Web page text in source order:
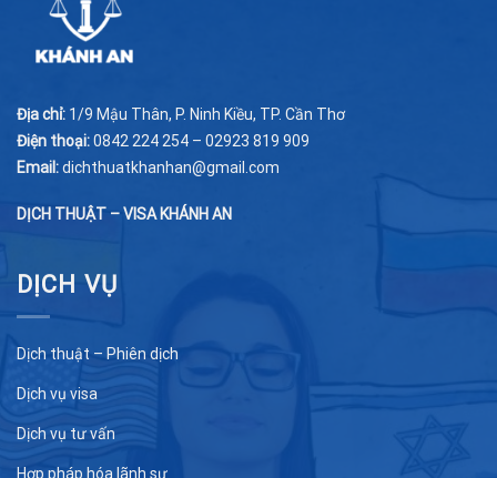
Địa chỉ: 1/9 Mậu Thân, P. Ninh Kiều, TP. Cần Thơ
Điện thoại:0842 224 254 – 02923 819 909
Email:dichthuatkhanhan@gmail.com
DỊCH THUẬT – VISA KHÁNH AN
DỊCH VỤ
Dịch thuật – Phiên dịch
Dịch vụ visa
Dịch vụ tư vấn
Hợp pháp hóa lãnh sự